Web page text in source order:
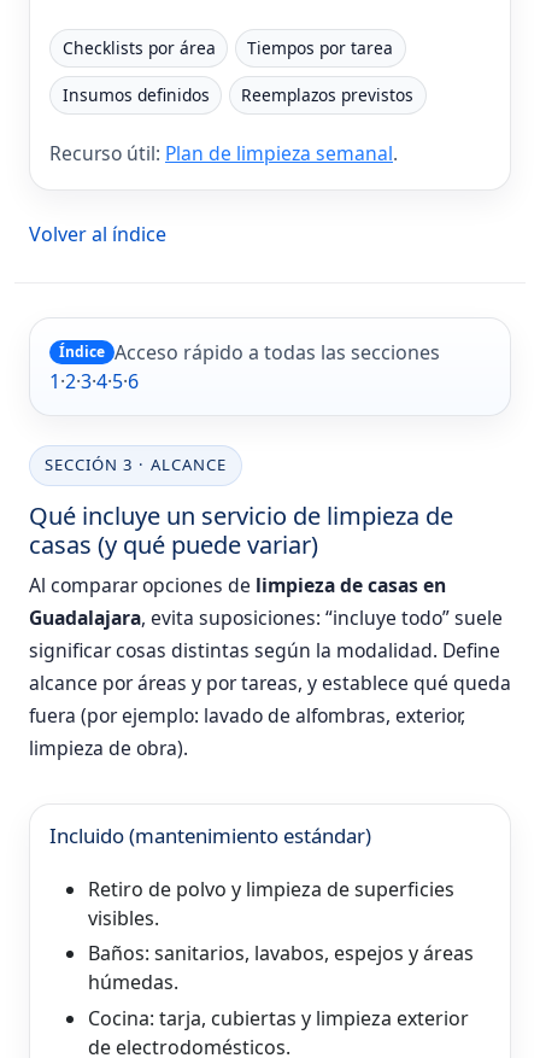
Checklists por área Tiempos por tarea
Insumos definidos Reemplazos previstos
Recurso útil: Plan de limpieza semanal.
Volver al índice
Índice Acceso rápido a todas las secciones
1·2·3·4·5·6
SECCIÓN 3 · ALCANCE
Qué incluye un servicio de limpieza de
casas (y qué puede variar)
Al comparar opciones de limpieza de casas en
Guadalajara, evita suposiciones: “incluye todo” suele
significar cosas distintas según la modalidad. Define
alcance por áreas y por tareas, y establece qué queda
fuera (por ejemplo: lavado de alfombras, exterior,
limpieza de obra).
Incluido (mantenimiento estándar)
Retiro de polvo y limpieza de superficies
visibles.
Baños: sanitarios, lavabos, espejos y áreas
húmedas.
Cocina: tarja, cubiertas y limpieza exterior
de electrodomésticos.